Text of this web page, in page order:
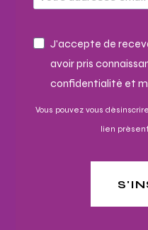
J'accepte de
avoir pris
confidentialité et
Vous pouvez vous
lien